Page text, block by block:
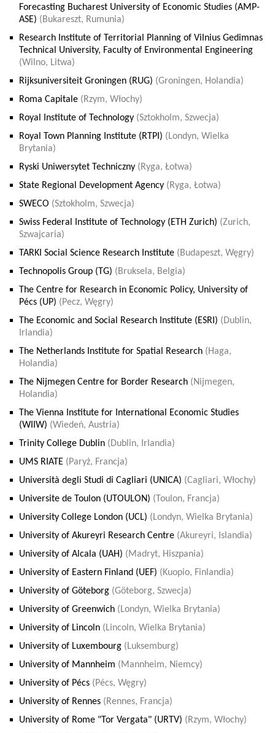
Forecasting Bucharest University of Economic Studies (AMP-
ASE) (Bukareszt, Rumunia)
Research Institute of Territorial Planning of Vilnius Gedimnas
Technical University, Faculty of Environmental Engineering
(Wilno, Litwa)
Rijksuniversiteit Groningen (RUG) (Groningen, Holandia)
Roma Capitale (Rzym, Włochy)
Royal Institute of Technology (Sztokholm, Szwecja)
Royal Town Planning Institute (RTPI) (Londyn, Wielka
Brytania)
Ryski Uniwersytet Techniczny (Ryga, Łotwa)
State Regional Development Agency (Ryga, Łotwa)
SWECO (Sztokholm, Szwecja)
Swiss Federal Institute of Technology (ETH Zurich) (Zurich,
Szwajcaria)
TARKI Social Science Research Institute (Budapeszt, Węgry)
Technopolis Group (TG) (Bruksela, Belgia)
The Centre for Research in Economic Policy, University of
Pécs (UP) (Pecz, Węgry)
The Economic and Social Research Institute (ESRI) (Dublin,
Irlandia)
The Netherlands Institute for Spatial Research (Haga,
Holandia)
The Nijmegen Centre for Border Research (Nijmegen,
Holandia)
The Vienna Institute for International Economic Studies
(WIIW) (Wiedeń, Austria)
Trinity College Dublin (Dublin, Irlandia)
UMS RIATE (Paryż, Francja)
Università degli Studi di Cagliari (UNICA) (Cagliari, Włochy)
Universite de Toulon (UTOULON) (Toulon, Francja)
University College London (UCL) (Londyn, Wielka Brytania)
University of Akureyri Research Centre (Akureyri, Islandia)
University of Alcala (UAH) (Madryt, Hiszpania)
University of Eastern Finland (UEF) (Kuopio, Finlandia)
University of Göteborg (Göteborg, Szwecja)
University of Greenwich (Londyn, Wielka Brytania)
University of Lincoln (Lincoln, Wielka Brytania)
University of Luxembourg (Luksemburg)
University of Mannheim (Mannheim, Niemcy)
University of Pécs (Pécs, Węgry)
University of Rennes (Rennes, Francja)
University of Rome "Tor Vergata" (URTV) (Rzym, Włochy)